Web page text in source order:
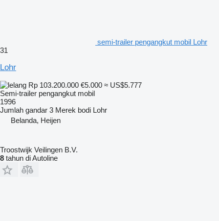
semi-trailer pengangkut mobil Lohr
31
Lohr
Rp 103.200.000 €5.000 ≈ US$5.777
Semi-trailer pengangkut mobil
1996
Jumlah gandar 3 Merek bodi Lohr
Belanda, Heijen
Troostwijk Veilingen B.V.
8 tahun di Autoline